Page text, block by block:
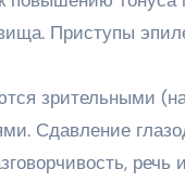
Приступы
зрительными
Сдавление
речь